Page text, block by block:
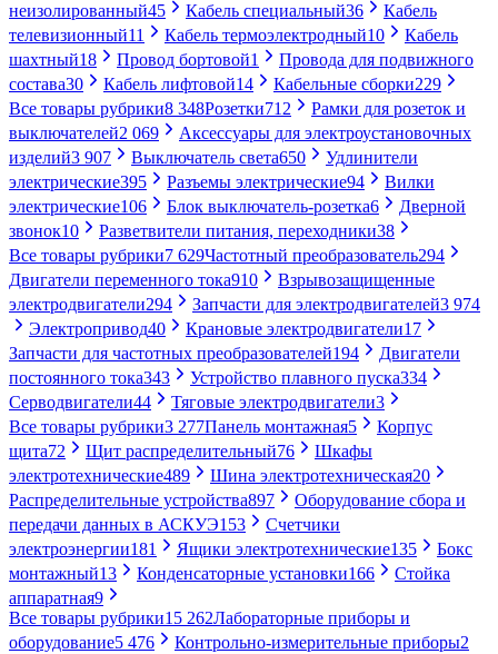
неизолированный45 Кабель специальный36
Кабель
телевизионный11 Кабель термоэлектродный10
Кабель
шахтный18 Провод бортовой1
Провода для подвижного
состава30 Кабель лифтовой14 Кабельные сборки229
Все товары рубрики8 348Розетки712
Рамки для розеток и
выключателей2 069
Аксессуары для электроустановочных
изделий3 907 Выключатель света650
Удлинители
электрические395 Разъемы электрические94
Вилки
электрические106 Блок выключатель-розетка6
Дверной
звонок10 Разветвители питания, переходники38
Все товары рубрики7 629Частотный преобразователь294
Двигатели переменного тока910
Взрывозащищенные
электродвигатели294 Запчасти для электродвигателей3 974
Электропривод40 Крановые электродвигатели17
Запчасти для частотных преобразователей194
Двигатели
постоянного тока343 Устройство плавного пуска334
Серводвигатели44 Тяговые электродвигатели3
Все товары рубрики3 277Панель монтажная5
Корпус
щита72 Щит распределительный76
Шкафы
электротехнические489 Шина электротехническая20
Распределительные устройства897
Оборудование сбора и
передачи данных в АСКУЭ153
Счетчики
электроэнергии181 Ящики электротехнические135
Бокс
монтажный13 Конденсаторные установки166
Стойка
аппаратная9
Все товары рубрики15 262Лабораторные приборы и
оборудование5 476 Контрольно-измерительные приборы2